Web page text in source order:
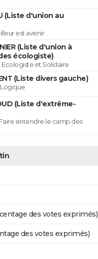
(Liste d'union au
est avenir
(Liste d'union à
écologiste)
et Solidaire
(Liste divers gauche)
(Liste d'extrême-
entendre le camp des
des votes exprimés)
des votes exprimés)